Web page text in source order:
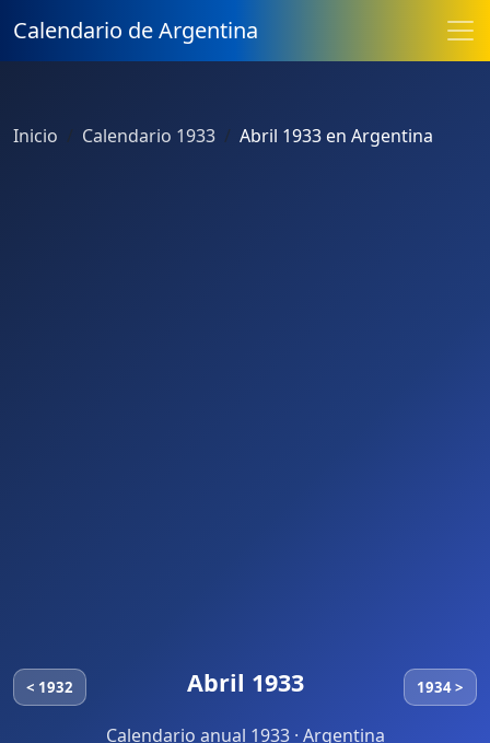
Calendario de Argentina
Inicio Calendario 1933 Abril 1933 en Argentina
< 1932 Abril 1933 1934 >
Calendario anual 1933 · Argentina